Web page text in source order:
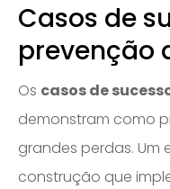
Casos de
prevenção
Os casos de
demonstram como
grandes perdas. Um
construção que